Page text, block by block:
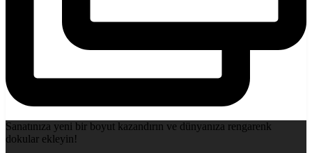
Sanatınıza yeni bir boyut kazandırın ve dünyanıza rengarenk
dokular ekleyin!